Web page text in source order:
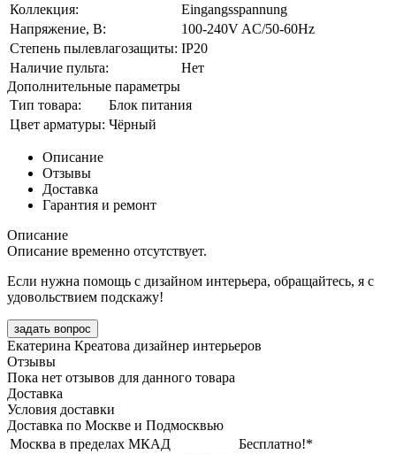
Коллекция:
Eingangsspannung
Напряжение, В:
100-240V AC/50-60Hz
Степень пылевлагозащиты: IP20
Наличие пульта:
Нет
Дополнительные параметры
Тип товара:
Блок питания
Цвет арматуры: Чёрный
Описание
Отзывы
Доставка
Гарантия и ремонт
Описание
Описание временно отсутствует.
Если нужна помощь с дизайном интерьера, обращайтесь, я с
удовольствием подскажу!
задать вопрос
Екатерина Креатова дизайнер интерьеров
Отзывы
Пока нет отзывов для данного товара
Доставка
Условия доставки
Доставка по Москве и Подмосквью
Москва в пределах МКАД
Бесплатно!*